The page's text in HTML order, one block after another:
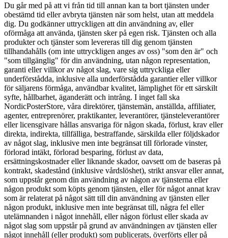
Du går med på att vi från tid till annan kan ta bort tjänsten under
obestämd tid eller avbryta tjänsten när som helst, utan att meddela
dig. Du godkänner uttryckligen att din användning av, eller
oförmåga att använda, tjänsten sker på egen risk. Tjänsten och alla
produkter och tjänster som levereras till dig genom tjänsten
tillhandahålls (om inte uttryckligen anges av oss) "som den är" och
"som tillgänglig" för din användning, utan någon representation,
garanti eller villkor av något slag, vare sig uttryckliga eller
underförstådda, inklusive alla underförstådda garantier eller villkor
för säljarens förmåga, användbar kvalitet, lämplighet för ett särskilt
syfte, hållbarhet, äganderätt och intrång. I inget fall ska
NordicPosterStore, våra direktörer, tjänstemän, anställda, affiliater,
agenter, entreprenörer, praktikanter, leverantörer, tjänsteleverantörer
eller licensgivare hållas ansvariga för någon skada, förlust, krav eller
direkta, indirekta, tillfälliga, bestraffande, särskilda eller följdskador
av något slag, inklusive men inte begränsat till förlorade vinster,
förlorad intäkt, förlorad besparing, förlust av data,
ersättningskostnader eller liknande skador, oavsett om de baseras på
kontrakt, skadestånd (inklusive vårdslöshet), strikt ansvar eller annat,
som uppstår genom din användning av någon av tjänsterna eller
någon produkt som köpts genom tjänsten, eller för något annat krav
som är relaterat på något sätt till din användning av tjänsten eller
någon produkt, inklusive men inte begränsat till, några fel eller
utelämnanden i något innehåll, eller någon förlust eller skada av
något slag som uppstår på grund av användningen av tjänsten eller
något innehåll (eller produkt) som publicerats, överförts eller på